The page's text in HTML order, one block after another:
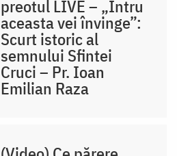
preotul LIVE – „Întru
aceasta vei învinge”:
Scurt istoric al
semnului Sfintei
Cruci – Pr. Ioan
Emilian Raza